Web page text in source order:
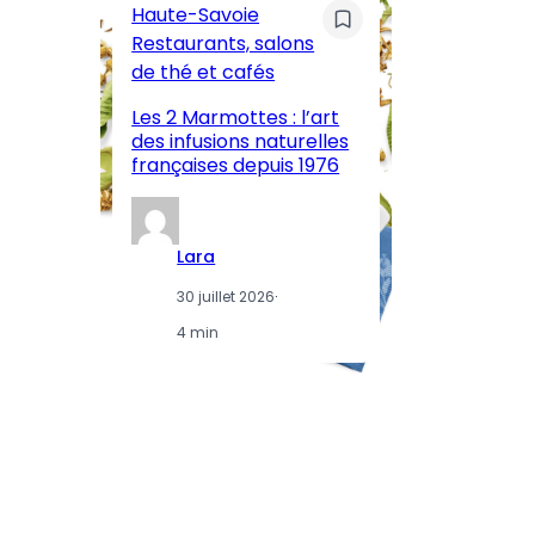
Haute-Savoie
Restaurants, salons
de thé et cafés
Les 2 Marmottes : l’art
des infusions naturelles
françaises depuis 1976
Lara
30 juillet 2026·
4 min